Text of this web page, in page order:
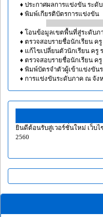
♦ ประกาศผลการแข่งขัน ระดั
♦ พิมพ์เกียรติบัตรการแข่งขัน
♦ โอนข้อมูลเขตพื้นที่สู่ระดับภ
♦ ตรวจสอบรายชื่อนักเรียน ค
♦ แก้ไขเปลี่ยนตัวนักเรียน ครู
♦ ตรวจสอบรายชื่อนักเรียน ค
♦ พิมพ์บัตรจำตัวผู้เข้าแข่งขัน
♦ การแข่งขันระดับภาค ณ จัง
ยินดีต้อนรับสู่เวอร์ชั่นใหม่ เว็บ
2560